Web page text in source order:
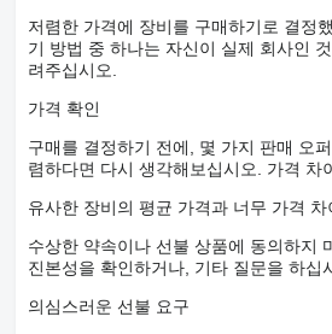
저렴한 가격에 장비를 구매하기로 결정
기 방법 중 하나는 자신이 실제 회사인
려주십시오.
가격 확인
구매를 결정하기 전에, 몇 가지 판매 오
렴하다면 다시 생각해보십시오. 가격 차
유사한 장비의 평균 가격과 너무 가격
수상한 약속이나 선불 상품에 동의하지
진본성을 확인하거나, 기타 질문을 하십
의심스러운 선불 요구